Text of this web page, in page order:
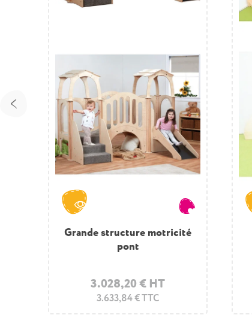
Grande structure motricité
pont
3.028,20 € HT
3.633,84 € TTC